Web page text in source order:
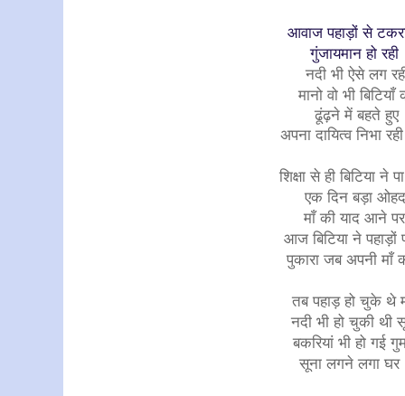
आवाज पहाड़ों से
गुंजायमान हो रही
नदी भी ऐसे लग
मानो वो भी बिटियाँ
ढूंढ़ने में बहते हुए
अपना दायित्व निभा
शिक्षा से ही बिटिया ने
एक दिन बड़ा
माँ की याद आने
आज बिटिया ने पहाड़ों
पुकारा जब अपनी माँ
तब पहाड़ हो चुके थे
नदी भी हो चुकी थी
बकरियां भी हो गई
सूना लगने लगा